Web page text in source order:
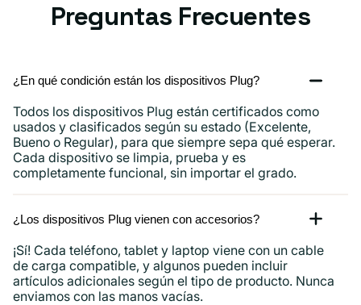
iPhone
15,
Preguntas Frecuentes
¿En qué condición están los dispositivos Plug?
Todos los dispositivos Plug están certificados como
usados ​​y clasificados según su estado (Excelente,
Bueno o Regular), para que siempre sepa qué esperar.
Cada dispositivo se limpia, prueba y es
completamente funcional, sin importar el grado.
¿Los dispositivos Plug vienen con accesorios?
¡Sí! Cada teléfono, tablet y laptop viene con un cable
de carga compatible, y algunos pueden incluir
artículos adicionales según el tipo de producto. Nunca
enviamos con las manos vacías.